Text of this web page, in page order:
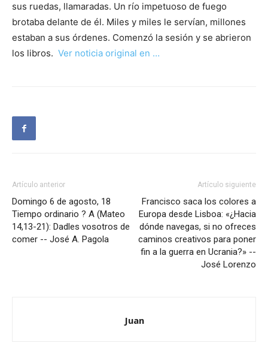
sus ruedas, llamaradas. Un río impetuoso de fuego
brotaba delante de él. Miles y miles le servían, millones
estaban a sus órdenes. Comenzó la sesión y se abrieron
los libros. Ver noticia original en …
Artículo anterior
Domingo 6 de agosto, 18
Tiempo ordinario ? A (Mateo
14,13-21): Dadles vosotros de
comer -- José A. Pagola
Artículo siguiente
Francisco saca los colores a
Europa desde Lisboa: «¿Hacia
dónde navegas, si no ofreces
caminos creativos para poner
fin a la guerra en Ucrania?» --
José Lorenzo
Juan